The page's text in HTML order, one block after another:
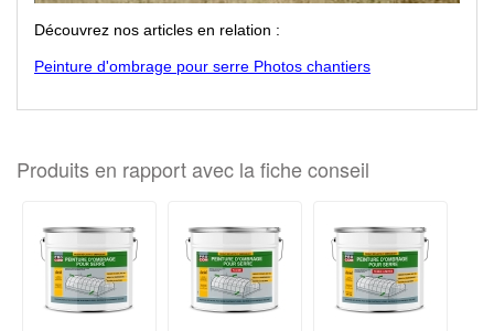
Découvrez nos articles en relation :
Peinture d'ombrage pour serre Photos chantiers
Produits en rapport avec la fiche conseil